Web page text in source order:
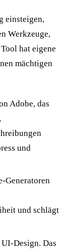
einsteigen,
Werkzeuge,
hat eigene
mächtigen
Adobe, das
und
Generatoren
und schlägt
Design. Das